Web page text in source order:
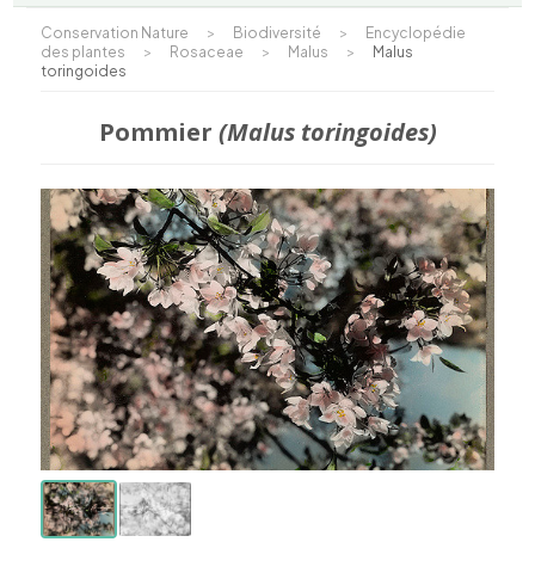
Conservation Nature > Biodiversité >
Encyclopédie
des plantes
> Rosaceae > Malus >
Malus
toringoides
Pommier (Malus toringoides)